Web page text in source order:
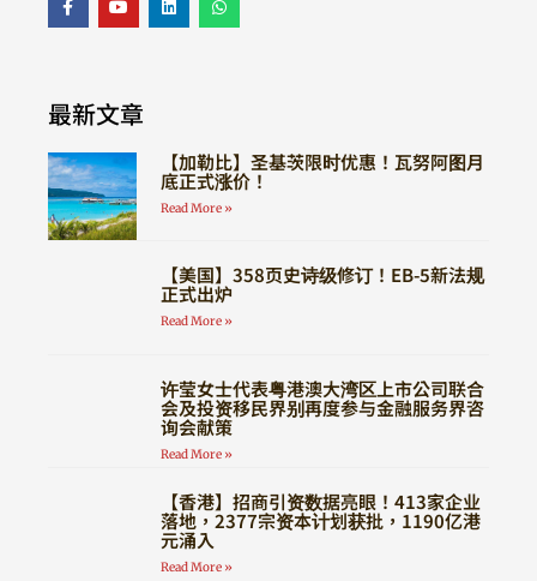
最新文章
【加勒比】圣基茨限时优惠！瓦努阿图月
底正式涨价！
Read More »
【美国】358页史诗级修订！EB-5新法规
正式出炉
Read More »
许莹女士代表粤港澳大湾区上市公司联合
会及投资移民界别再度参与金融服务界咨
询会献策
Read More »
【香港】招商引资数据亮眼！413家企业
落地，2377宗资本计划获批，1190亿港
元涌入
Read More »